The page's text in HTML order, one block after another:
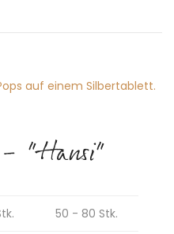
"Hansi"
50 - 80 Stk.